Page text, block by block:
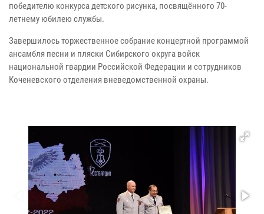
победителю конкурса детского рисунка, посвящённого 70-
летнему юбилею службы.
Завершилось торжественное собрание концертной программой
ансамбля песни и пляски Сибирского округа войск
национальной гвардии Российской Федерации и сотрудников
Коченевского отделения вневедомственной охраны.